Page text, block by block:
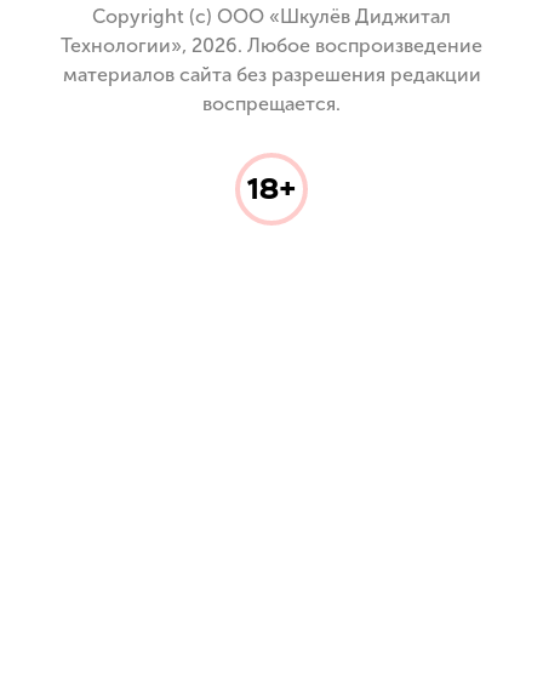
Copyright (с) ООО «Шкулёв Диджитал
Технологии», 2026. Любое воспроизведение
материалов сайта без разрешения редакции
воспрещается.
18+